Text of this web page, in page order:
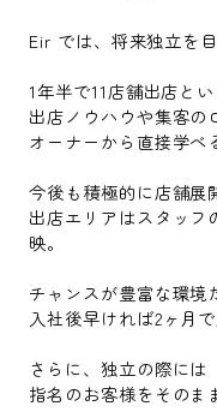
Eir では、将来独立を
1年半で11店舗出店と
出店ノウハウや集客の
オーナーから直接学べ
今後も積極的に店舗展
出店エリアはスタッフ
映。
チャンスが豊富な環境
入社後早ければ2ヶ月
さらに、独立の際には
指名のお客様をそのま